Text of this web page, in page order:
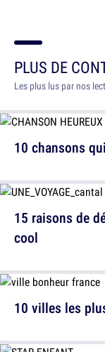
PLUS DE
Les plus lus par nos
10 chansons
10 villes les
15 raisons de
cool